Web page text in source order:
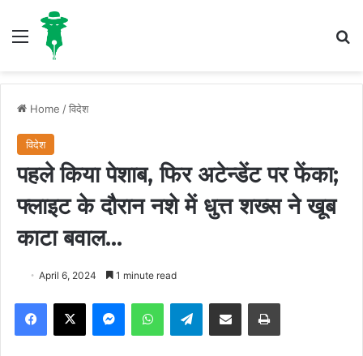
Menu
Home /विदेश
विदेश
पहले किया पेशाब, फिर अटेन्डेंट पर फेंका;
फ्लाइट के दौरान नशे में धुत्त शख्स ने खूब
काटा बवाल…
April 6, 2024 1 minute read
Telegram